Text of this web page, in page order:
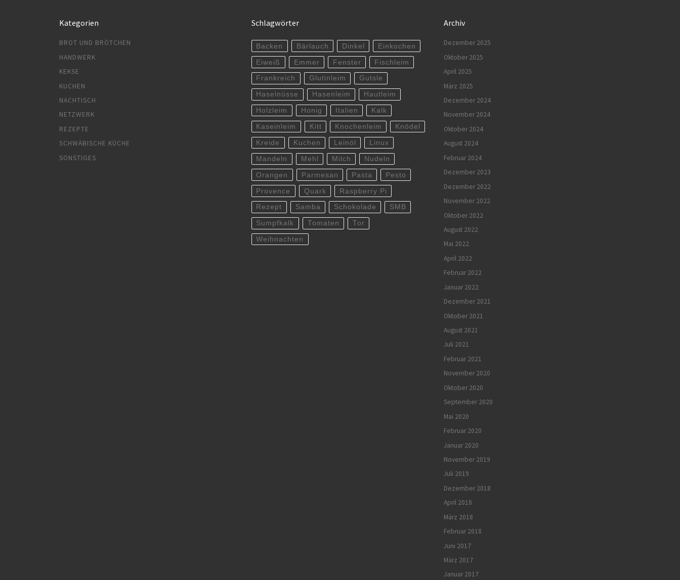
Kategorien
BROT UND BRÖTCHEN
HANDWERK
KEKSE
KUCHEN
NACHTISCH
NETZWERK
REZEPTE
SCHWÄBISCHE KÜCHE
SONSTIGES
Schlagwörter
Backen Bärlauch Dinkel Einkochen
Eiweiß Emmer Fenster Fischleim
Frankreich Glutinleim Gutsle
Haselnüsse Hasenleim Hautleim
Holzleim Honig Italien Kalk
Kaseinleim Kitt Knochenleim Knödel
Kreide Kuchen Leinöl Linux
Mandeln Mehl Milch Nudeln
Orangen Parmesan Pasta Pesto
Provence Quark Raspberry Pi
Rezept Samba Schokolade SMB
Sumpfkalk Tomaten Tor
Weihnachten
Archiv
Dezember 2025
Oktober 2025
April 2025
März 2025
Dezember 2024
November 2024
Oktober 2024
August 2024
Februar 2024
Dezember 2023
Dezember 2022
November 2022
Oktober 2022
August 2022
Mai 2022
April 2022
Februar 2022
Januar 2022
Dezember 2021
Oktober 2021
August 2021
Juli 2021
Februar 2021
November 2020
Oktober 2020
September 2020
Mai 2020
Februar 2020
Januar 2020
November 2019
Juli 2019
Dezember 2018
April 2018
März 2018
Februar 2018
Juni 2017
März 2017
Januar 2017